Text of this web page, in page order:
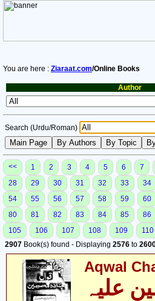
You are here : Ziaraat.com/Online Books
Author
Search (Urdu/Roman)
<< 1 2 3 4 5 6 7
28
29 30 31 32 33 34
54
55 56 57 58 59 60
80
81 82 83 84 85 86
105
106 107 108 109 110
2907 Book(s) found - Displaying 2576 to
Aqwal
علیہ